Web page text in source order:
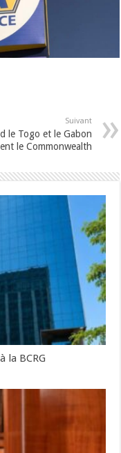
Suivant
le Togo et le Gabon
le Commonwealth
la BCRG